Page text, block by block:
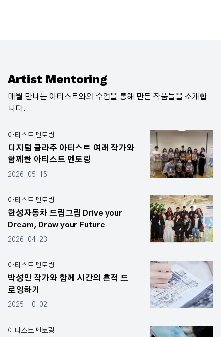
Artist Mentoring
매월 만나는 아티스트와의 수업을 통해 만든 작품들을 소개합
니다.
아티스트 멘토링
디지털 콜라주 아티스트 여래 작가와
함께한 아티스트 멘토링
2026-05-15
아티스트 멘토링
한성자동차 드림그림 Drive your
Dream, Draw your Future
2026-04-23
아티스트 멘토링
박성민 작가와 함께 시간의 흔적 드
로잉하기
2025-10-02
아티스트 멘토링